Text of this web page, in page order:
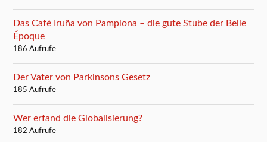
Das Café Iruña von Pamplona – die gute Stube der Belle
Époque
186 Aufrufe
Der Vater von Parkinsons Gesetz
185 Aufrufe
Wer erfand die Globalisierung?
182 Aufrufe